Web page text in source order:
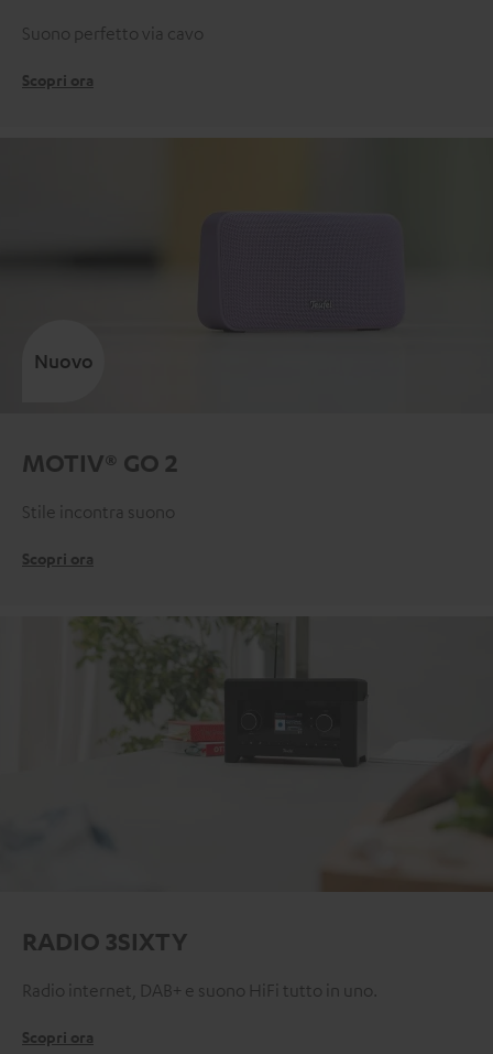
Suono perfetto via cavo
Scopri ora
MOTIV® GO 2
Stile incontra suono
Scopri ora
Nuovo
RADIO 3SIXTY
Radio internet, DAB+ e suono HiFi tutto in uno.
Scopri ora